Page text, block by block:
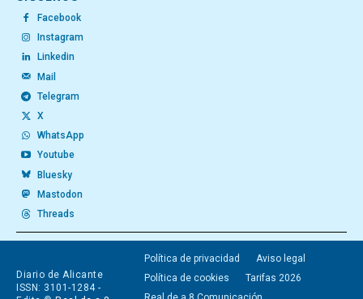
Facebook
Instagram
Linkedin
Mail
Telegram
X
WhatsApp
Youtube
Bluesky
Mastodon
Threads
Diario de Alicante
ISSN: 3101-1284 -
Política de privacidad
Aviso legal
Política de cookies
Tarifas 2026